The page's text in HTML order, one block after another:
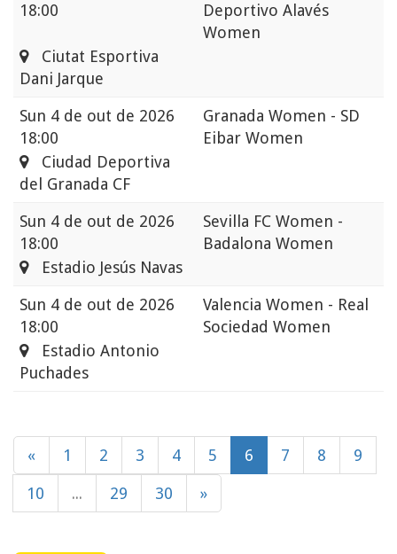
18:00
Deportivo Alavés
Women
Ciutat Esportiva
Dani Jarque
Sun 4 de out de 2026
18:00
Granada Women - SD
Eibar Women
Ciudad Deportiva
del Granada CF
Sun 4 de out de 2026
18:00
Sevilla FC Women -
Badalona Women
Estadio Jesús Navas
Sun 4 de out de 2026
18:00
Valencia Women - Real
Sociedad Women
Estadio Antonio
Puchades
« 1 2 3 4 5 6 7 8 9
10 ... 29 30 »